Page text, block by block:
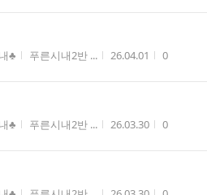
♣ 작성자
푸른시내2반 ... 작성시간
26.04.01 조회수
0
♣ 작성자
푸른시내2반 ... 작성시간
26.03.30 조회수
0